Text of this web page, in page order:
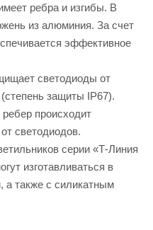
ребра и изгибы. В
из алюминия. За счет
эффективное
светодиоды от
(степень защиты IP67).
происходит
светодиодов.
серии «Т-Линия
изготавливаться в
а также с силикатным